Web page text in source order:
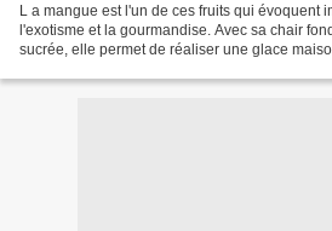
L a mangue est l'un de ces fruits qui évoquent
l'exotisme et la gourmandise. Avec sa chair
sucrée, elle permet de réaliser une glace